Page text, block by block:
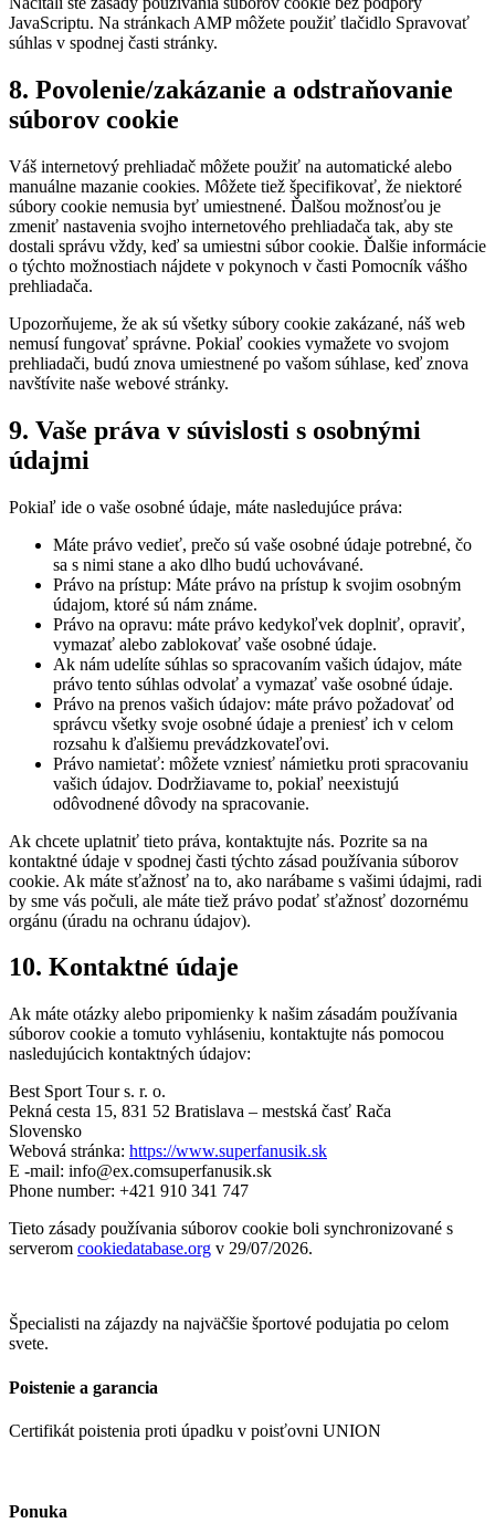
JavaScriptu. Na stránkach AMP môžete použiť tlačidlo Spravovať
súhlas v spodnej časti stránky.
8. Povolenie/zakázanie a odstraňovanie
súborov cookie
Váš internetový prehliadač môžete použiť na automatické alebo
manuálne mazanie cookies. Môžete tiež špecifikovať, že niektoré
súbory cookie nemusia byť umiestnené. Ďalšou možnosťou je
zmeniť nastavenia svojho internetového prehliadača tak, aby ste
dostali správu vždy, keď sa umiestni súbor cookie. Ďalšie informácie
o týchto možnostiach nájdete v pokynoch v časti Pomocník vášho
prehliadača.
Upozorňujeme, že ak sú všetky súbory cookie zakázané, náš web
nemusí fungovať správne. Pokiaľ cookies vymažete vo svojom
prehliadači, budú znova umiestnené po vašom súhlase, keď znova
navštívite naše webové stránky.
9. Vaše práva v súvislosti s osobnými
údajmi
Pokiaľ ide o vaše osobné údaje, máte nasledujúce práva:
Máte právo vedieť, prečo sú vaše osobné údaje potrebné, čo
sa s nimi stane a ako dlho budú uchovávané.
Právo na prístup: Máte právo na prístup k svojim osobným
údajom, ktoré sú nám známe.
Právo na opravu: máte právo kedykoľvek doplniť, opraviť,
vymazať alebo zablokovať vaše osobné údaje.
Ak nám udelíte súhlas so spracovaním vašich údajov, máte
právo tento súhlas odvolať a vymazať vaše osobné údaje.
Právo na prenos vašich údajov: máte právo požadovať od
správcu všetky svoje osobné údaje a preniesť ich v celom
rozsahu k ďalšiemu prevádzkovateľovi.
Právo namietať: môžete vzniesť námietku proti spracovaniu
vašich údajov. Dodržiavame to, pokiaľ neexistujú
odôvodnené dôvody na spracovanie.
Ak chcete uplatniť tieto práva, kontaktujte nás. Pozrite sa na
kontaktné údaje v spodnej časti týchto zásad používania súborov
cookie. Ak máte sťažnosť na to, ako narábame s vašimi údajmi, radi
by sme vás počuli, ale máte tiež právo podať sťažnosť dozornému
orgánu (úradu na ochranu údajov).
10. Kontaktné údaje
Ak máte otázky alebo pripomienky k našim zásadám používania
súborov cookie a tomuto vyhláseniu, kontaktujte nás pomocou
nasledujúcich kontaktných údajov:
Best Sport Tour s. r. o.
Pekná cesta 15, 831 52 Bratislava – mestská časť Rača
Slovensko
Webová stránka: https://www.superfanusik.sk
E -mail: info@ex.comsuperfanusik.sk
Phone number: +421 910 341 747
Tieto zásady používania súborov cookie boli synchronizované s
serverom cookiedatabase.org v 29/07/2026.
Špecialisti na zájazdy na najväčšie športové podujatia po celom
svete.
Poistenie a garancia
Certifikát poistenia proti úpadku v poisťovni UNION
Ponuka